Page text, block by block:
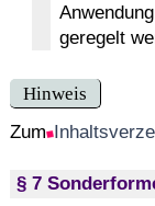
geregelt
Hinweis
Zum
§ 7